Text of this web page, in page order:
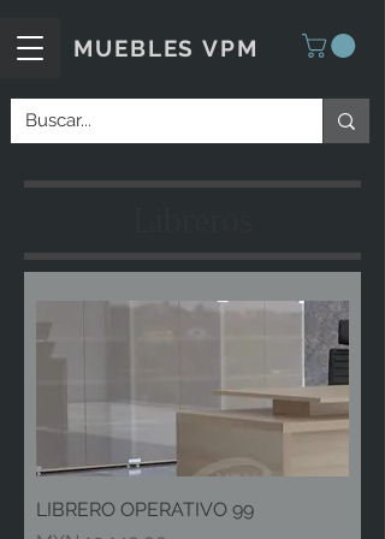
MUEBLES VPM
LIBRERO OPERATIVO 99